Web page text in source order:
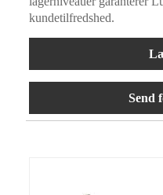
kundetilfredshed.
Send